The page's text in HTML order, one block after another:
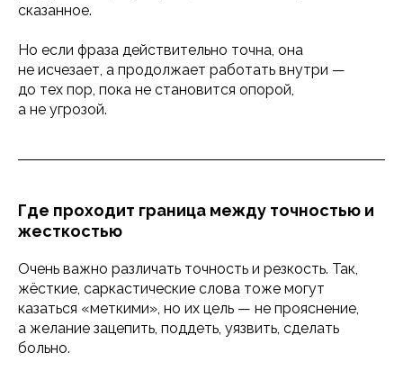
сказанное.
Но если фраза действительно точна, она
не исчезает, а продолжает работать внутри —
до тех пор, пока не становится опорой,
а не угрозой.
Где проходит граница между точностью и
жесткостью
Очень важно различать точность и резкость. Так,
жёсткие, саркастические слова тоже могут
казаться «меткими», но их цель — не прояснение,
а желание зацепить, поддеть, уязвить, сделать
больно.